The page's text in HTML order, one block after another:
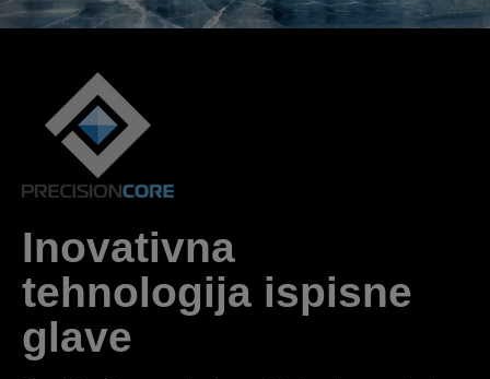
Inovativna
tehnologija ispisne
glave